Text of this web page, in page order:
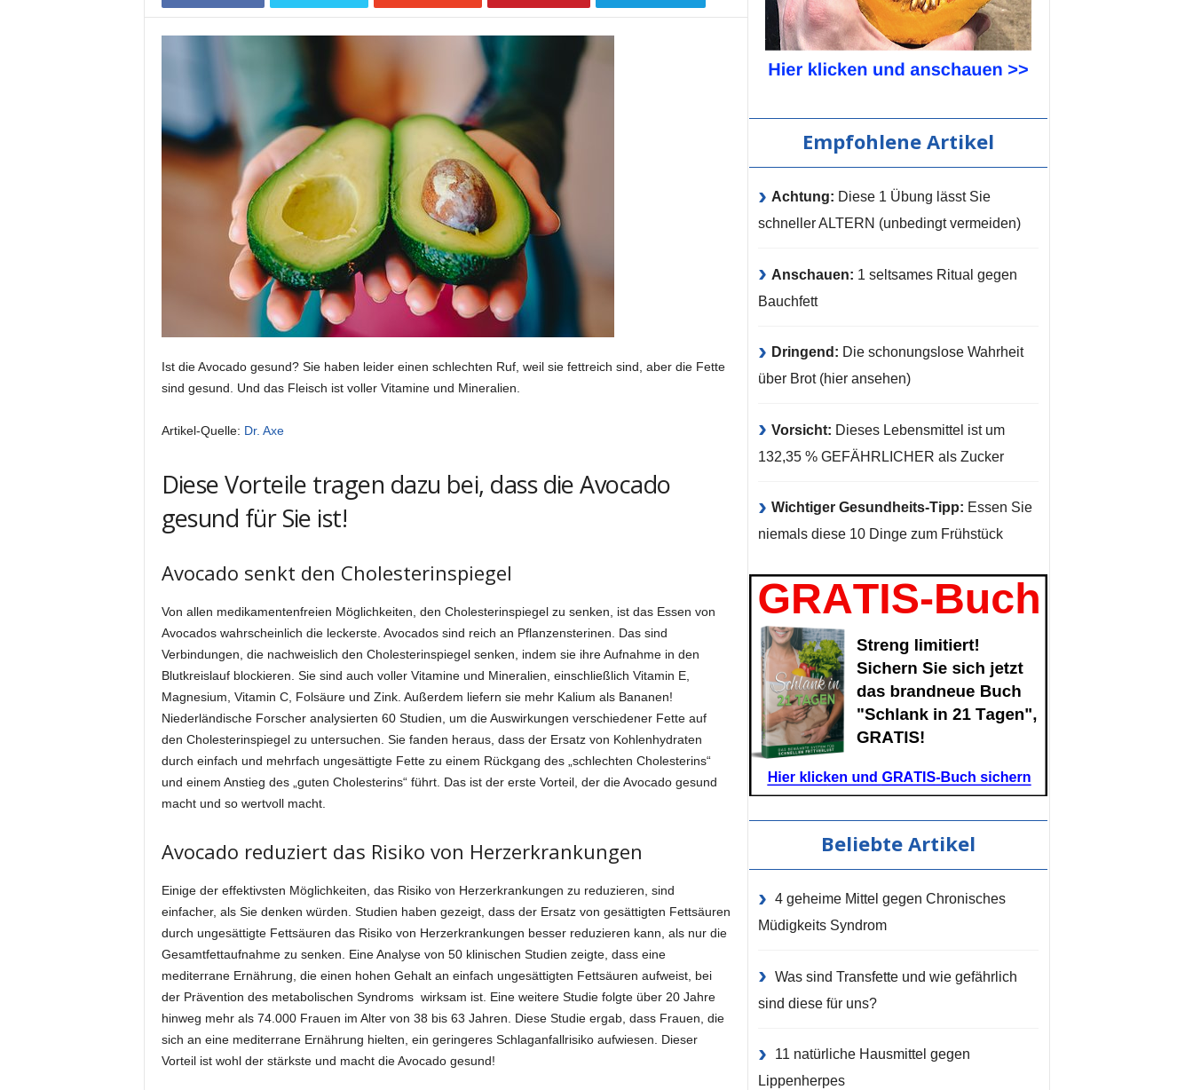
Ist die Avocado gesund? Sie haben leider einen schlechten Ruf, weil sie fettreich sind, aber die Fette
sind gesund. Und das Fleisch ist voller Vitamine und Mineralien.
Artikel-Quelle: Dr. Axe
Diese Vorteile tragen dazu bei, dass die Avocado
gesund für Sie ist!
Avocado senkt den Cholesterinspiegel
Von allen medikamentenfreien Möglichkeiten, den Cholesterinspiegel zu senken, ist das Essen von
Avocados wahrscheinlich die leckerste. Avocados sind reich an Pflanzensterinen. Das sind
Verbindungen, die nachweislich den Cholesterinspiegel senken, indem sie ihre Aufnahme in den
Blutkreislauf blockieren. Sie sind auch voller Vitamine und Mineralien, einschließlich Vitamin E,
Magnesium, Vitamin C, Folsäure und Zink. Außerdem liefern sie mehr Kalium als Bananen!
Niederländische Forscher analysierten 60 Studien, um die Auswirkungen verschiedener Fette auf
den Cholesterinspiegel zu untersuchen. Sie fanden heraus, dass der Ersatz von Kohlenhydraten
durch einfach und mehrfach ungesättigte Fette zu einem Rückgang des „schlechten Cholesterins“
und einem Anstieg des „guten Cholesterins“ führt. Das ist der erste Vorteil, der die Avocado gesund
macht und so wertvoll macht.
Avocado reduziert das Risiko von Herzerkrankungen
Einige der effektivsten Möglichkeiten, das Risiko von Herzerkrankungen zu reduzieren, sind
einfacher, als Sie denken würden. Studien haben gezeigt, dass der Ersatz von gesättigten Fettsäuren
durch ungesättigte Fettsäuren das Risiko von Herzerkrankungen besser reduzieren kann, als nur die
Gesamtfettaufnahme zu senken. Eine Analyse von 50 klinischen Studien zeigte, dass eine
mediterrane Ernährung, die einen hohen Gehalt an einfach ungesättigten Fettsäuren aufweist, bei
der Prävention des metabolischen Syndroms wirksam ist. Eine weitere Studie folgte über 20 Jahre
hinweg mehr als 74.000 Frauen im Alter von 38 bis 63 Jahren. Diese Studie ergab, dass Frauen, die
sich an eine mediterrane Ernährung hielten, ein geringeres Schlaganfallrisiko aufwiesen. Dieser
Vorteil ist wohl der stärkste und macht die Avocado gesund!
Empfohlene Artikel
Achtung: Diese 1 Übung lässt Sie
schneller ALTERN (unbedingt vermeiden)
Anschauen: 1 seltsames Ritual gegen
Bauchfett
Dringend: Die schonungslose Wahrheit
über Brot (hier ansehen)
Vorsicht: Dieses Lebensmittel ist um
132,35 % GEFÄHRLICHER als Zucker
Wichtiger Gesundheits-Tipp: Essen Sie
niemals diese 10 Dinge zum Frühstück
Beliebte Artikel
4 geheime Mittel gegen Chronisches
Müdigkeits Syndrom
Was sind Transfette und wie gefährlich
sind diese für uns?
11 natürliche Hausmittel gegen
Lippenherpes